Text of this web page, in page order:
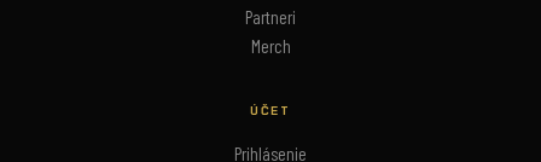
Partneri
Merch
ÚČET
Prihlásenie